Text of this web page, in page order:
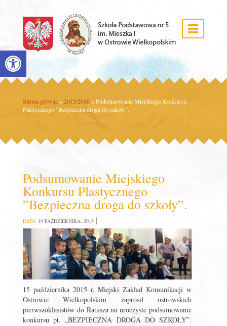
Open toolbar
Strona główna » 2015/2016 »Podsumowanie Miejskiego Konkursu
Plastycznego ”Bezpieczna droga do szkoły”.
Podsumowanie Miejskiego
Konkursu Plastycznego
”Bezpieczna droga do szkoły”.
DATA: 19 PAŹDZIERNIKA, 2015
15 października 2015 r. Miejski Zakład Komunikacji w
Ostrowie Wielkopolskim zaprosił ostrowskich
pierwszoklasistów do Ratusza na uroczyste podsumowanie
konkursu pt. „BEZPIECZNA DROGA DO SZKOŁY”.